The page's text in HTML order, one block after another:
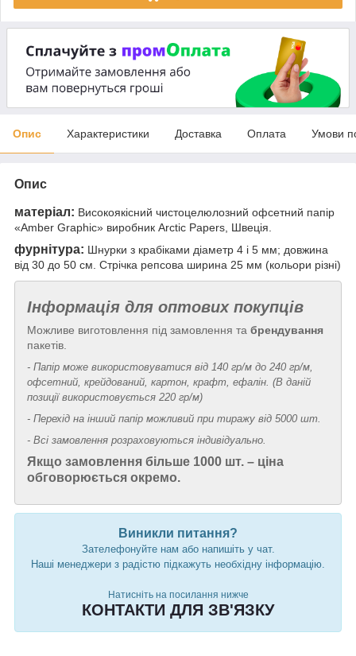
Опис Характеристики Доставка Оплата Умови
Опис
матеріал: Високоякісний чистоцелюлозний офсетний папір
«Amber Graphic» виробник Arctic Papers, Швеція.
фурнітура: Шнурки з крабіками діаметр 4 і 5 мм; довжина
від 30 до 50 см. Стрічка репсова ширина 25 мм (кольори різні)
Інформація для оптових покупців
Можливе виготовлення під замовлення та брендування
пакетів.
- Папір може використовуватися від 140 гр/м до 240 гр/м,
офсетний, крейдований, картон, крафт, ефалін. (В даній
позиції використовується 220 гр/м)
- Перехід на інший папір можливий при тиражу від 5000 шт.
- Всі замовлення розраховуються індивідуально.
Якщо замовлення більше 1000 шт. – ціна
обговорюється окремо.
Виникли питання?
Зателефонуйте нам або напишіть у чат.
Наші менеджери з радістю підкажуть необхідну інформацію.
Натисніть на посилання нижче
КОНТАКТИ ДЛЯ ЗВ'ЯЗКУ